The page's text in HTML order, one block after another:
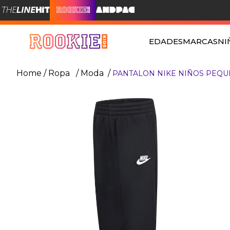
EDADESMARCAS
Ropa Moda PANTALON NIKE NIÑOS